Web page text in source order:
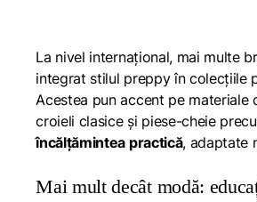
La nivel internațional, mai multe
integrat stilul preppy în colecțiile
Acestea pun accent pe materiale
croieli clasice și piese-cheie
încălțămintea practică, adaptate
Mai mult decât modă: